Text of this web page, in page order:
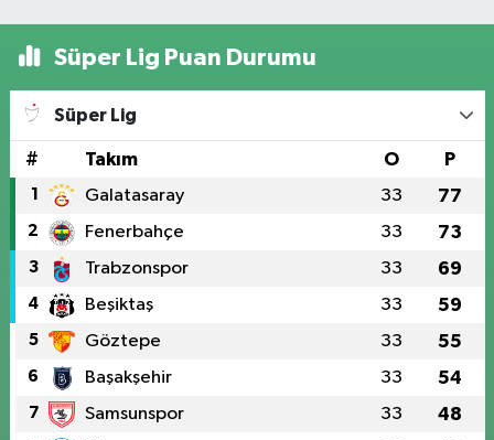
Süper Lig Puan Durumu
Süper Lig
# Takım O P
1 Galatasaray 33 77
2 Fenerbahçe 33 73
3 Trabzonspor 33 69
4 Beşiktaş 33 59
5 Göztepe 33 55
6 Başakşehir 33 54
7 Samsunspor 33 48